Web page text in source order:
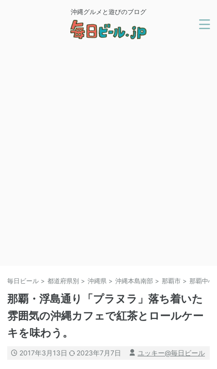
沖縄グルメと遊びのブログ
毎日ビール > 都道府県別 > 沖縄県 > 沖縄本島南部 > 那覇市 > 那覇中心
那覇・浮島通り「プラヌラ」落ち着いた
雰囲気の沖縄カフェで紅茶とロールケー
キを味わう。
2017年3月13日 2023年7月7日 ユッキー@毎日ビール